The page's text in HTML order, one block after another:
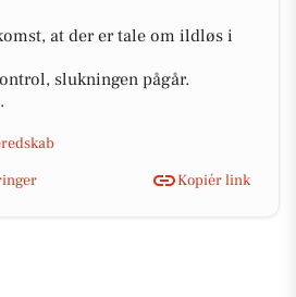
at der er tale om ildløs i
slukningen pågår.
Kopiér link